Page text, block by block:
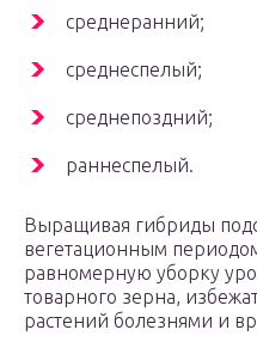
среднеранний;
среднеспелый;
среднепоздний;
раннеспелый.
Выращивая гибриды
вегетационным
равномерную уборку
товарного зерна,
растений болезнями и